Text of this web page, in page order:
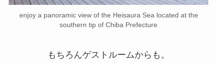
enjoy a panoramic view of the Heisaura Sea located at the
southern tip of Chiba Prefecture
もちろんゲストルームからも。